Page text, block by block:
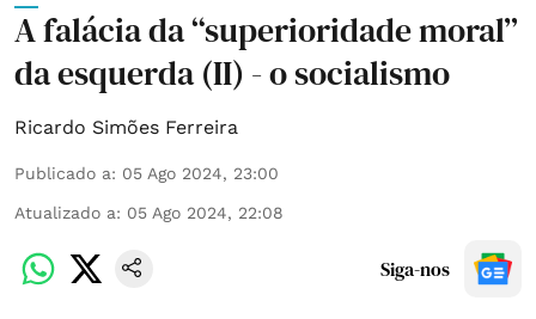
A falácia da “superioridade moral”
da esquerda (II) - o socialismo
Ricardo Simões Ferreira
Publicado a: 05 Ago 2024, 23:00
Atualizado a: 05 Ago 2024, 22:08
Siga-nos